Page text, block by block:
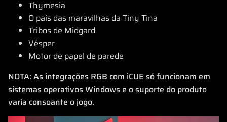
Thymesia
O país das maravilhas da Tiny Tina
Tribos de Midgard
Vésper
Motor de papel de parede
NOTA: As integrações RGB com iCUE só funcionam em
sistemas operativos Windows e o suporte do produto
varia consoante o jogo.